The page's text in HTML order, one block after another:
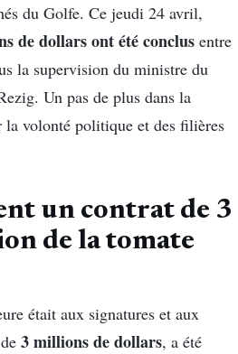
du Golfe. Ce jeudi 24 avril,
de dollars ont été conclus entre
la supervision du ministre du
Un pas de plus dans la
la volonté politique et des filières
un contrat de 3
de la tomate
était aux signatures et aux
3 millions de dollars, a été